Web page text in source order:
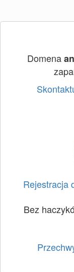
Domena
Rejestracja
Bez